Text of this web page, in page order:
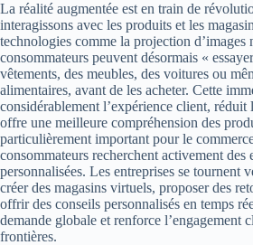
La réalité augmentée est en train de
interagissons avec les produits et les
technologies comme la projection d’images
consommateurs peuvent désormais «
vêtements, des meubles, des voitures ou
alimentaires, avant de les acheter. Cette
considérablement l’expérience client, réduit
offre une meilleure compréhension des
particulièrement important pour le
consommateurs recherchent activement des
personnalisées. Les entreprises se tournent
créer des magasins virtuels, proposer des
offrir des conseils personnalisés en temps
demande globale et renforce l’engagement
frontières.